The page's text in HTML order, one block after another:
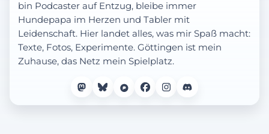
bin Podcaster auf Entzug, bleibe immer
Hundepapa im Herzen und Tabler mit
Leidenschaft. Hier landet alles, was mir Spaß macht:
Texte, Fotos, Experimente. Göttingen ist mein
Zuhause, das Netz mein Spielplatz.